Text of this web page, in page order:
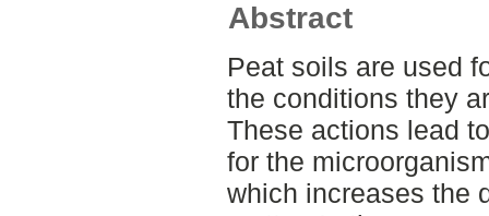
Abstract
Peat soils are used
the conditions they
These actions lead
for the
which increases the